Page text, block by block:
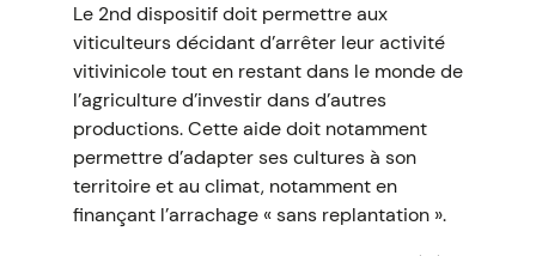
Le 2nd dispositif doit permettre aux
viticulteurs décidant d’arrêter leur activité
vitivinicole tout en restant dans le monde de
l’agriculture d’investir dans d’autres
productions. Cette aide doit notamment
permettre d’adapter ses cultures à son
territoire et au climat, notamment en
finançant l’arrachage « sans replantation ».